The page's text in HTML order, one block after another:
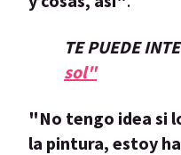
TE PUEDE
sol"
"No tengo idea si
la pintura, estoy